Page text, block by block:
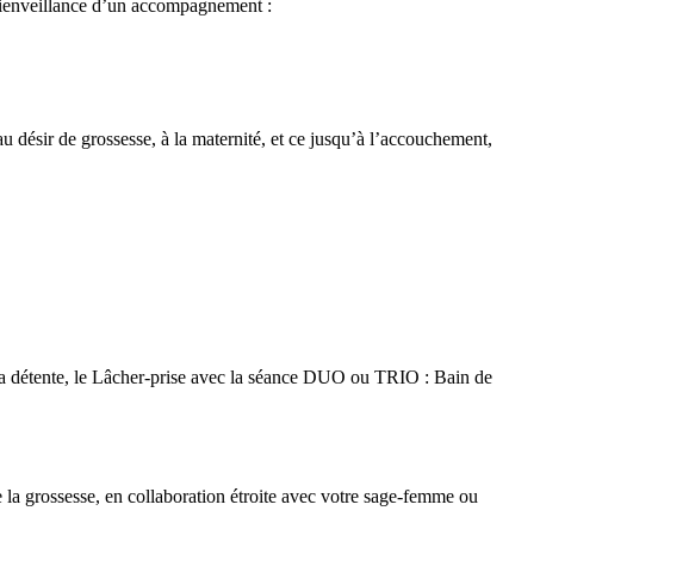
d’un accompagnement :
de grossesse, à la maternité, et ce jusqu’à l’accouchement,
détente, le Lâcher-prise avec la séance DUO ou TRIO : Bain de
grossesse, en collaboration étroite avec votre sage-femme ou